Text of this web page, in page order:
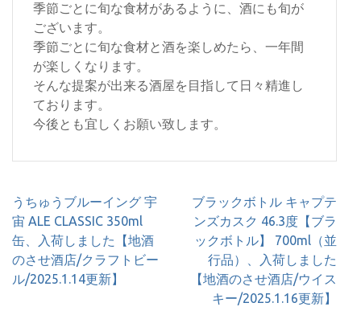
季節ごとに旬な食材があるように、酒にも旬が
ございます。
季節ごとに旬な食材と酒を楽しめたら、一年間
が楽しくなります。
そんな提案が出来る酒屋を目指して日々精進し
ております。
今後とも宜しくお願い致します。
投
稿
ナ
ビ
ゲ
うちゅうブルーイング 宇
宙 ALE CLASSIC 350ml
缶、入荷しました【地酒
のさせ酒店/クラフトビー
ル/2025.1.14更新】
ブラックボトル キャプテ
ンズカスク 46.3度【ブラ
ックボトル】 700ml（並
行品）、入荷しました
【地酒のさせ酒店/ウイス
キー/2025.1.16更新】